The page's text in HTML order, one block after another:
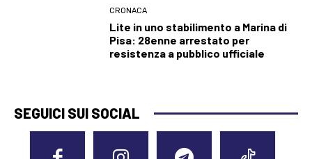
CRONACA
Lite in uno stabilimento a Marina di
Pisa: 28enne arrestato per
resistenza a pubblico ufficiale
SEGUICI SUI SOCIAL